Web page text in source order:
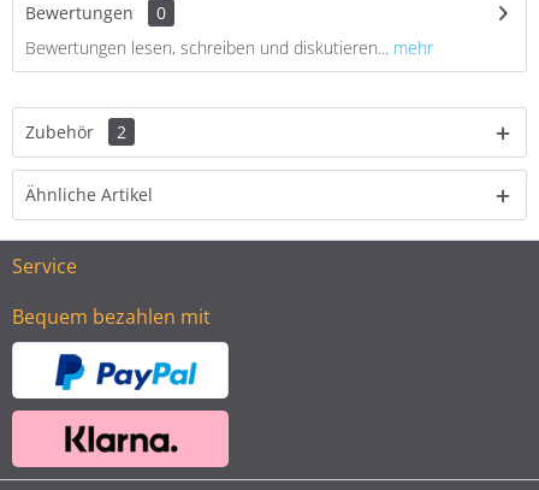
Bewertungen
0
Bewertungen lesen, schreiben und diskutieren... mehr
Zubehör 2
Ähnliche Artikel
Service
Bequem bezahlen mit